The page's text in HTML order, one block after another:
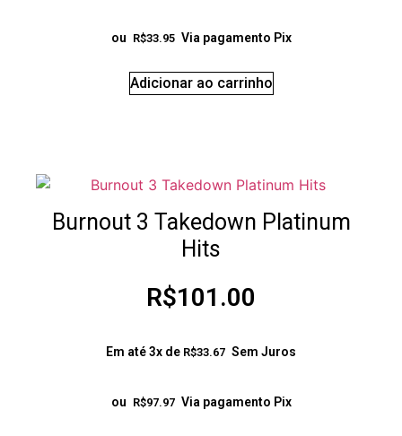
ou R$33.95 Via pagamento Pix
Adicionar ao carrinho
Burnout 3 Takedown Platinum
Hits
R$101.00
Em até 3x de R$33.67 Sem Juros
ou R$97.97 Via pagamento Pix